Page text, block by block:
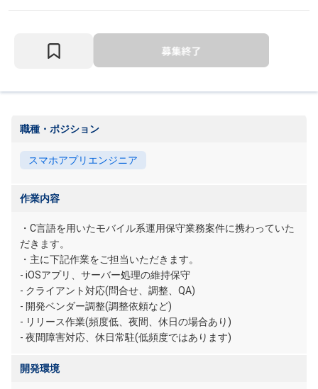
職種・ポジション
スマホアプリエンジニア
作業内容
・C言語を用いたモバイル系運用保守業務案件に携わっていた
だきます。
・主に下記作業をご担当いただきます。
- iOSアプリ、サーバー処理の維持保守
- クライアント対応(問合せ、調整、QA)
- 開発ベンダー調整(調整依頼など)
- リリース作業(頻度低、夜間、休日の場合あり)
- 夜間障害対応、休日常駐(低頻度ではあります)
開発環境